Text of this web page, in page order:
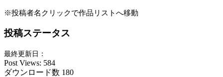
※投稿者名クリックで作品リストへ移動
投稿ステータス
最終更新日：
Post Views: 584
ダウンロード数 180